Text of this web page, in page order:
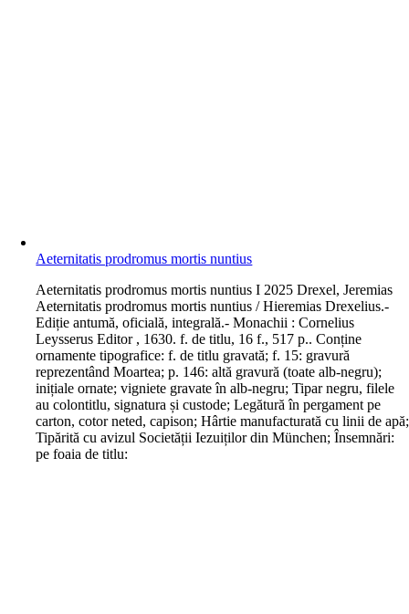
Aeternitatis prodromus mortis nuntius
Aeternitatis prodromus mortis nuntius I 2025 Drexel, Jeremias
Aeternitatis prodromus mortis nuntius / Hieremias Drexelius.-
Ediție antumă, oficială, integrală.- Monachii : Cornelius
Leysserus Editor , 1630. f. de titlu, 16 f., 517 p.. Conține
ornamente tipografice: f. de titlu gravată; f. 15: gravură
reprezentând Moartea; p. 146: altă gravură (toate alb-negru);
inițiale ornate; vigniete gravate în alb-negru; Tipar negru, filele
au colontitlu, signatura și custode; Legătură în pergament pe
carton, cotor neted, capison; Hârtie manufacturată cu linii de apă;
Tipărită cu avizul Societății Iezuiților din München; Însemnări:
pe foaia de titlu: